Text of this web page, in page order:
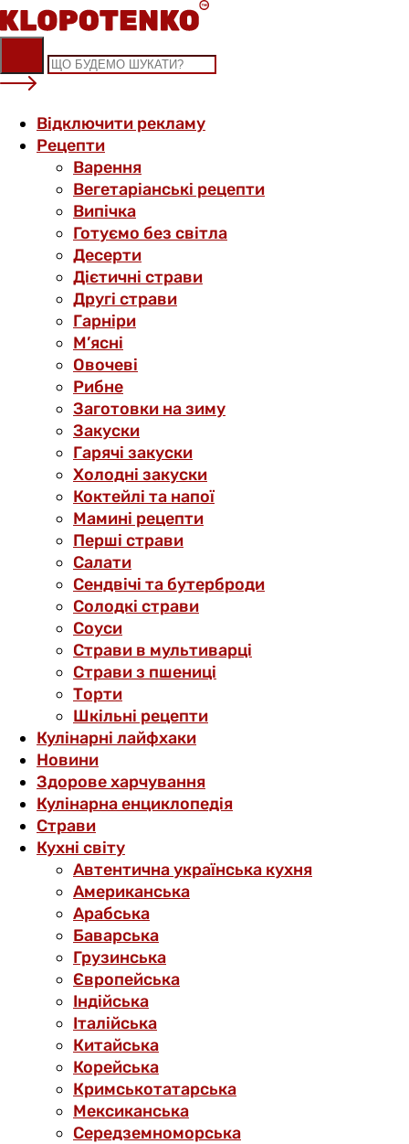
Skip
to
content
Відключити рекламу
Рецепти
Варення
Вегетаріанські рецепти
Випічка
Готуємо без світла
Десерти
Дієтичні страви
Другі страви
Гарніри
М’ясні
Овочеві
Рибне
Заготовки на зиму
Закуски
Гарячі закуски
Холодні закуски
Коктейлі та напої
Мамині рецепти
Перші страви
Салати
Сендвічі та бутерброди
Солодкі страви
Соуси
Страви в мультиварці
Страви з пшениці
Торти
Шкільні рецепти
Кулінарні лайфхаки
Новини
Здорове харчування
Кулінарна енциклопедія
Страви
Кухні світу
Автентична українська кухня
Американська
Арабська
Баварська
Грузинська
Європейська
Індійська
Італійська
Китайська
Корейська
Кримськотатарська
Мексиканська
Середземноморська